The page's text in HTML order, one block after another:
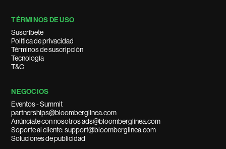
TÉRMINOS DE USO
Suscríbete
Política de privacidad
Términos de suscripción
Tecnología
T&C
NEGOCIOS
Eventos - Summit
partnerships@bloomberglinea.com
Anúnciate con nosotros ads@bloomberglinea.com
Soporte al cliente: support@bloomberglinea.com
Soluciones de publicidad